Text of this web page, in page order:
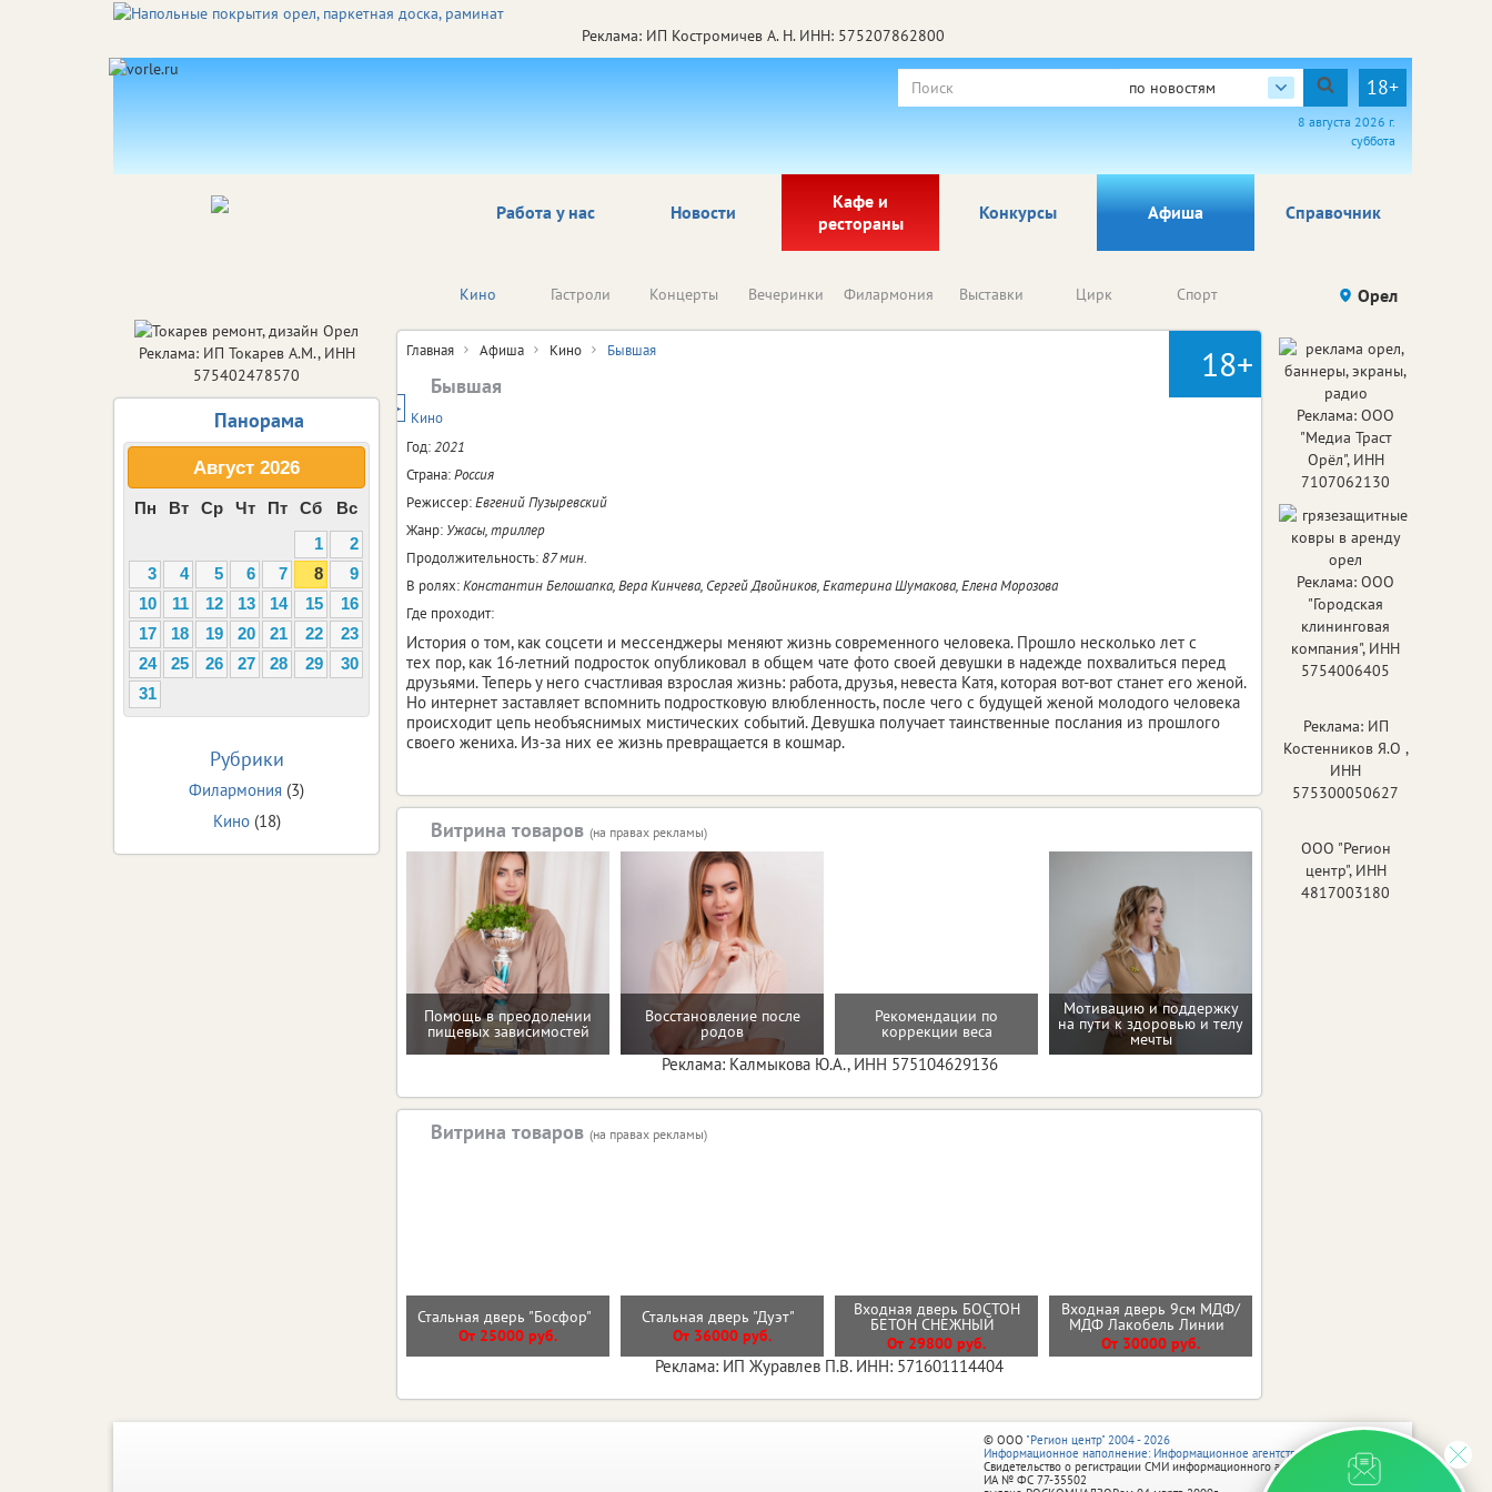
Реклама: ИП Костромичев А. Н. ИНН: 575207862800
по новостям 18+
8 августа 2026 г.
суббота
Работа у нас Новости
Кафе и
рестораны
Афиша Справочник
Конкурсы
Кино Гастроли Концерты Вечеринки Филармония Выставки Цирк Спорт конкурсов
Орел
18+
Главная Афиша Кино Бывшая
Бывшая
18+
Кино
Год:2021
Страна:Россия
Режиссер:Евгений Пузыревский
Жанр: Ужасы, триллер
Продолжительность:87 мин.
В ролях:Константин Белошапка, Вера Кинчева, Сергей Двойников, Екатерина Шумакова, Елена Морозова
Где проходит:
История о том, как соцсети и мессенджеры меняют жизнь современного человека. Прошло несколько лет с
тех пор, как 16-летний подросток опубликовал в общем чате фото своей девушки в надежде похвалиться перед
друзьями. Теперь у него счастливая взрослая жизнь: работа, друзья, невеста Катя, которая вот-вот станет его женой.
Но интернет заставляет вспомнить подростковую влюбленность, после чего с будущей женой молодого человека
происходит цепь необъяснимых мистических событий. Девушка получает таинственные послания из прошлого
своего жениха. Из-за них ее жизнь превращается в кошмар.
Витрина товаров (на правах рекламы)
Помощь в преодолении
пищевых зависимостей
Восстановление после
родов
Рекомендации по
коррекции веса
Мотивацию и поддержку
на пути к здоровью и телу
мечты
Реклама: Калмыкова Ю.А., ИНН 575104629136
Витрина товаров (на правах рекламы)
Стальная дверь "Босфор"
От 25000 руб.
Стальная дверь "Дуэт"
От 36000 руб.
Входная дверь БОСТОН
БЕТОН СНЕЖНЫЙ
От 29800 руб.
Входная дверь 9см МДФ/
МДФ Лакобель Линии
От 30000 руб.
Реклама: ИП Журавлев П.В. ИНН: 571601114404
Реклама: ИП Токарев А.М., ИНН
575402478570
Панорама
Август 2026
Пн Вт Ср Чт Пт Сб
Вс
1
2
3
4 5 6 7 8
9
10
11 12 13 14 15
16
17
18 19 20 21 22
23
24
25 26 27 28 29
30
31
Рубрики
Филармония (3)
Кино(18)
Реклама: ООО
"Медиа Траст
Орёл", ИНН
7107062130
Реклама: ООО
"Городская
клининговая
компания", ИНН
5754006405
Реклама: ИП
Костенников Я.О ,
ИНН
575300050627
ООО "Регион
центр", ИНН
4817003180
© ООО "Регион центр" 2004 - 2026
Информационное наполнение: Информационное агентство vRossii.ru
Свидетельство о регистрации СМИ информационного агентства vRossii.ru
ИА № ФС 77‑35502